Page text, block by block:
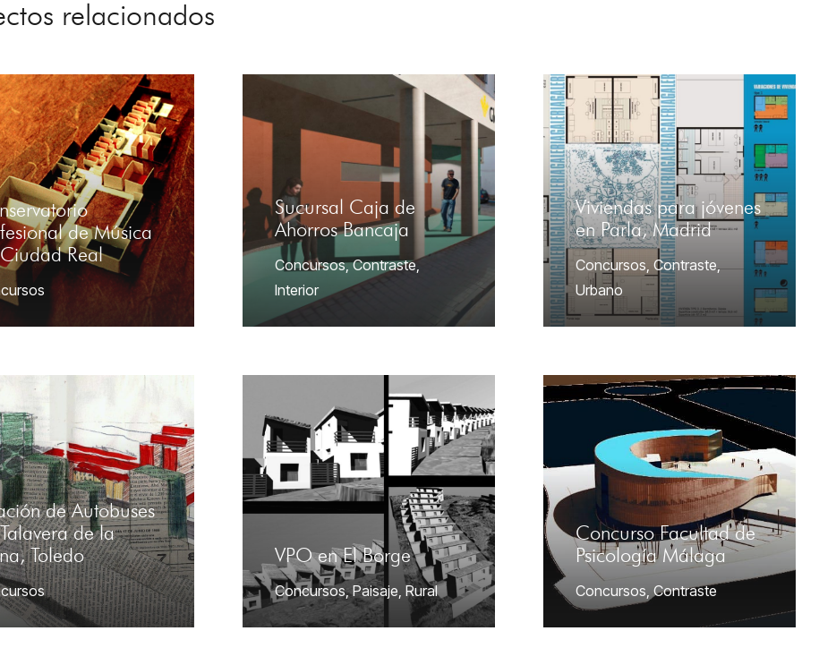
relacionados
de Música
Real
Sucursal Caja de
Ahorros Bancaja
Concursos,Contraste,
Interior
Viviendas para jóvenes
en Parla, Madrid
Concursos, Contraste,
Urbano
de Autobuses
de la
Toledo
VPO en El Borge
Concursos,Paisaje, Rural
Concurso Facultad de
Psicología Málaga
Concursos, Contraste